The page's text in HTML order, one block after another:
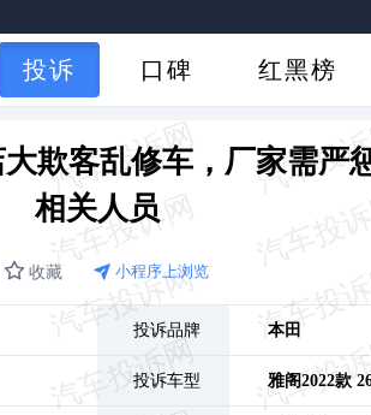
投诉 口碑 红黑榜
欺客乱修车，厂家需严
相关人员
收藏 小程序上浏览
投诉品牌 本田
投诉车型 雅阁2022款